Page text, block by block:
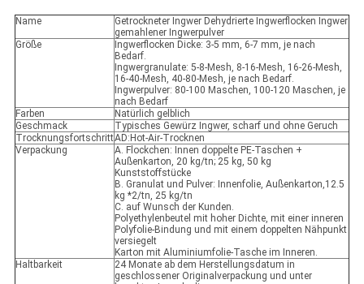
Name
Getrockneter Ingwer Dehydrierte Ingwerflocken Ingwer
gemahlener Ingwerpulver
Größe
Ingwerflocken Dicke: 3-5 mm, 6-7 mm, je nach
Bedarf.
Ingwergranulate: 5-8-Mesh, 8-16-Mesh, 16-26-Mesh,
16-40-Mesh, 40-80-Mesh, je nach Bedarf.
Ingwerpulver: 80-100 Maschen, 100-120 Maschen, je
nach Bedarf
Farben
Natürlich gelblich
Geschmack
Typisches Gewürz Ingwer, scharf und ohne Geruch
TrocknungsfortschrittAD:Hot-Air-Trocknen
Verpackung
A. Flockchen: Innen doppelte PE-Taschen +
Außenkarton, 20 kg/tn; 25 kg, 50 kg
Kunststoffstücke
B. Granulat und Pulver: Innenfolie, Außenkarton,12.5
kg *2/tn, 25 kg/tn
C. auf Wunsch der Kunden.
Polyethylenbeutel mit hoher Dichte, mit einer inneren
Polyfolie-Bindung und mit einem doppelten Nähpunkt
versiegelt
Karton mit Aluminiumfolie-Tasche im Inneren.
Haltbarkeit
24 Monate ab dem Herstellungsdatum in
geschlossener Originalverpackung und unter